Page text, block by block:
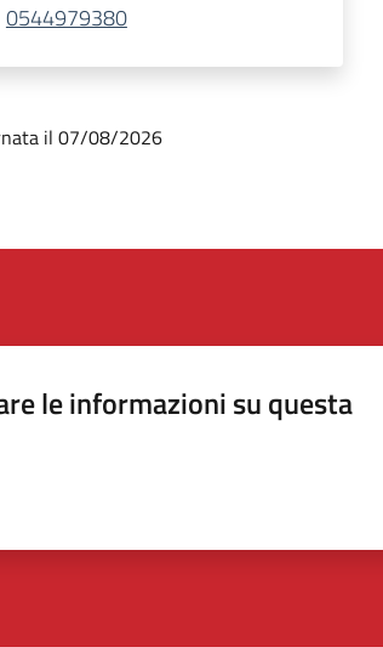
0544979380
il 07/08/2026
le informazioni su questa